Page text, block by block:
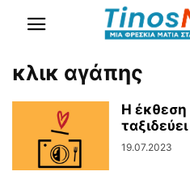
κλικ αγάπης
Η έκθεση
19.07.2023